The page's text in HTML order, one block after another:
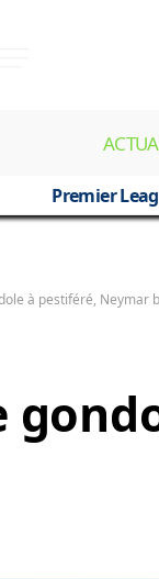
Premier
à pestiféré, Neymar